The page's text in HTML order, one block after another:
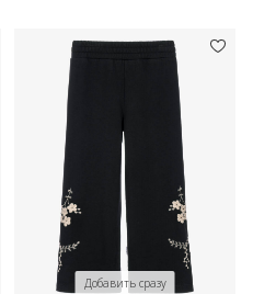
Добавить сразу